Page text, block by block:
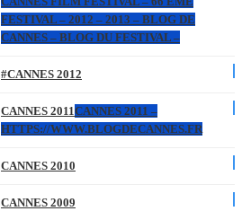
FESTIVAL – 2012 – 2013 – BLOG DE
CANNES – BLOG DU FESTIVAL –
#CANNES 2012
CANNES 2011CANNES 2011 –
HTTPS://WWW.BLOGDECANNES.FR
CANNES 2010
CANNES 2009